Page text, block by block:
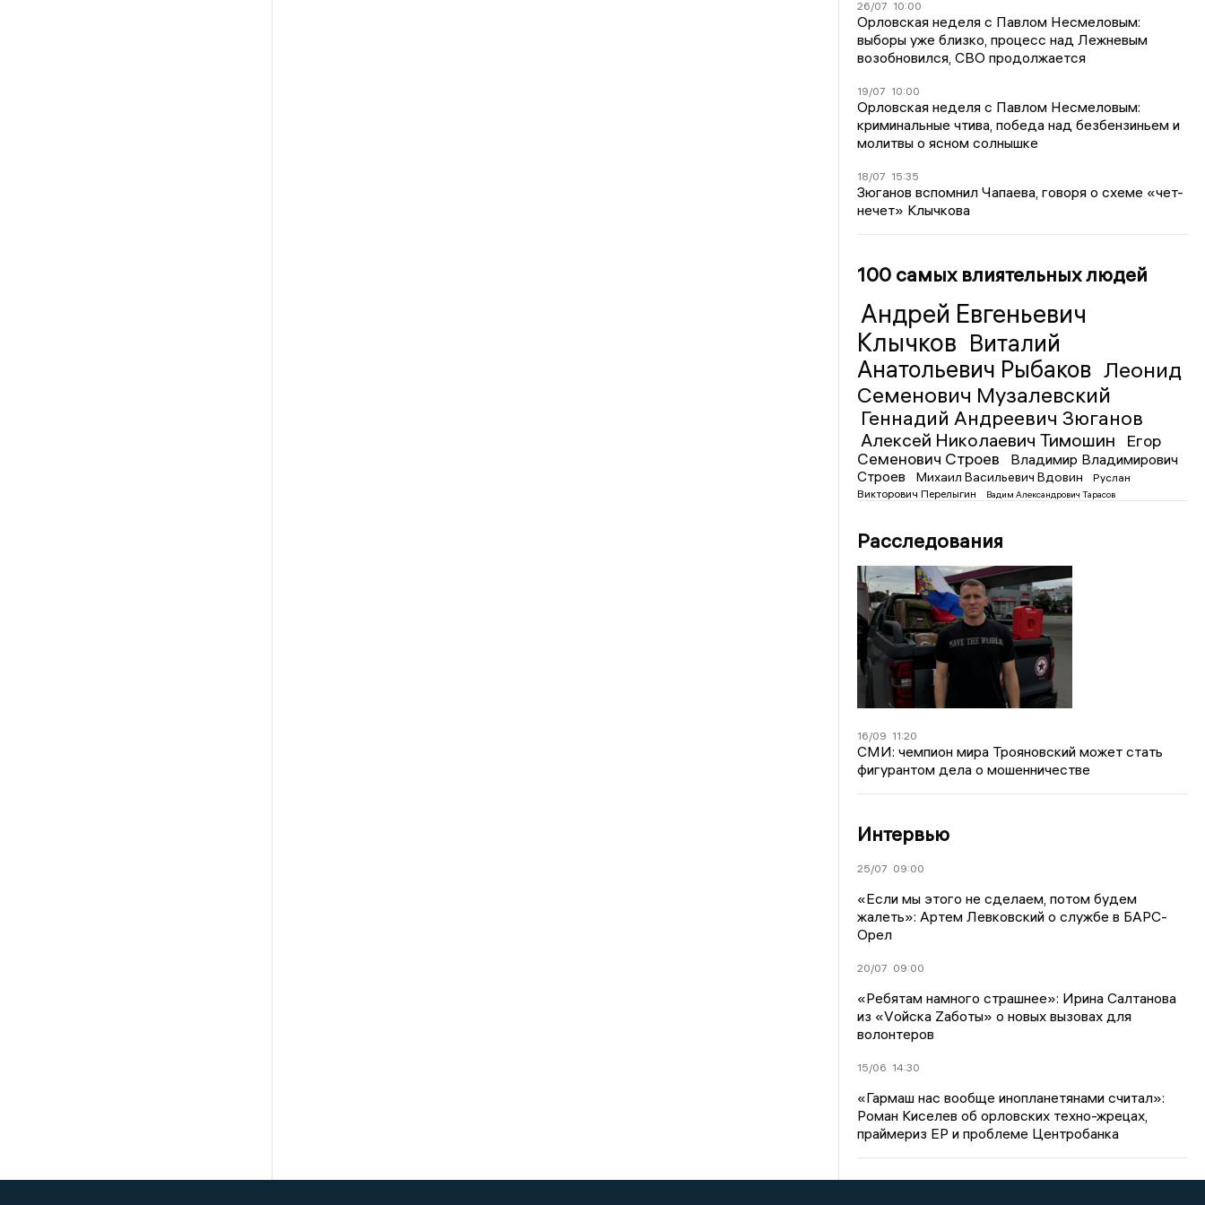
26/07 10:00
Орловская неделя с Павлом Несмеловым:
выборы уже близко, процесс над Лежневым
возобновился, СВО продолжается
19/07 10:00
Орловская неделя с Павлом Несмеловым:
криминальные чтива, победа над безбензиньем и
молитвы о ясном солнышке
18/07 15:35
Зюганов вспомнил Чапаева, говоря о схеме «чет-
нечет» Клычкова
100 самых влиятельных людей
Андрей Евгеньевич
Клычков Виталий
Анатольевич Рыбаков Леонид
Семенович Музалевский
Геннадий Андреевич Зюганов
Алексей Николаевич Тимошин
Егор
Семенович Строев
Владимир Владимирович
Строев
Михаил Васильевич Вдовин
Руслан
Викторович Перелыгин
Вадим Александрович Тарасов
Расследования
16/09 11:20
СМИ: чемпион мира Трояновский может стать
фигурантом дела о мошенничестве
Интервью
25/07 09:00
«Если мы этого не сделаем, потом будем
жалеть»: Артем Левковский о службе в БАРС-
Орел
20/07 09:00
«Ребятам намного страшнее»: Ирина Салтанова
из «Vойска Zаботы» о новых вызовах для
волонтеров
15/06 14:30
«Гармаш нас вообще инопланетянами считал»:
Роман Киселев об орловских техно-жрецах,
праймериз ЕР и проблеме Центробанка